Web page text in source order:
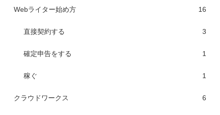
Webライター始め方 16
直接契約する 3
確定申告をする 1
稼ぐ 1
クラウドワークス 6